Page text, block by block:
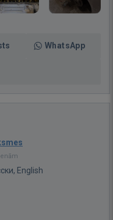
WhatsApp
English